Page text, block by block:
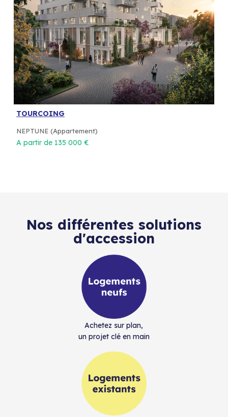
TOURCOING
NEPTUNE (Appartement)
A partir de 135 000 €
Nos différentes solutions
d'accession
Achetez sur plan,
un projet clé en main